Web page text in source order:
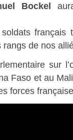
Bockel
de nos
sur
Faso et au
forces